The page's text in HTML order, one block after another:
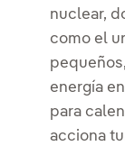
nuclear,
como el
energía
para
acciona